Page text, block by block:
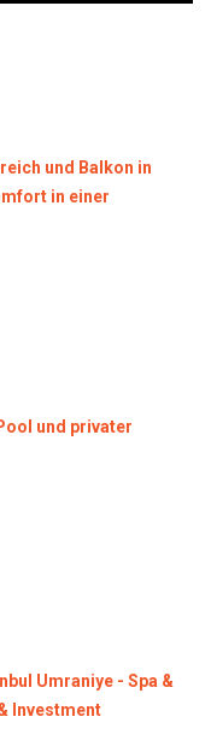
und Balkon in
in einer
und privater
Umraniye - Spa &
Investment